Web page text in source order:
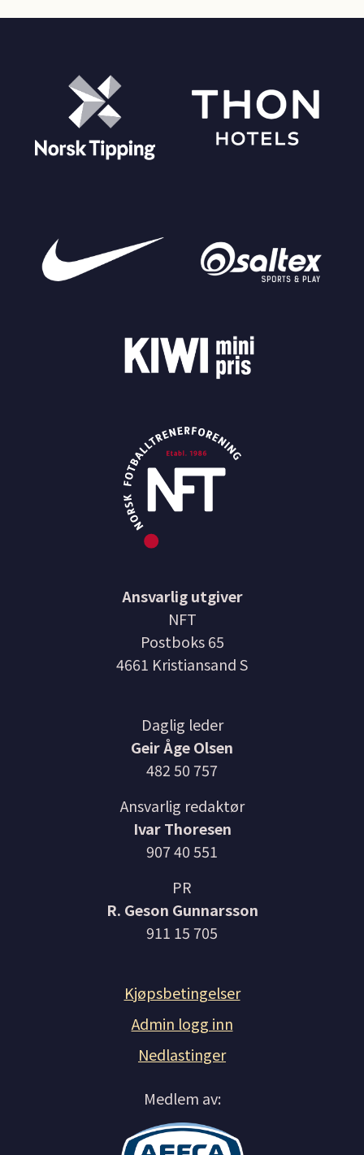
Ansvarlig utgiver
NFT
Postboks 65
4661 Kristiansand S
Daglig leder
Geir Åge Olsen
482 50 757
Ansvarlig redaktør
Ivar Thoresen
907 40 551
PR
R. Geson Gunnarsson
911 15 705
Kjøpsbetingelser
Admin logg inn
Nedlastinger
Medlem av: